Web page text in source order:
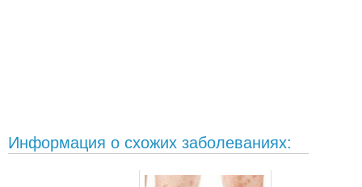
Информация о схожих заболеваниях: